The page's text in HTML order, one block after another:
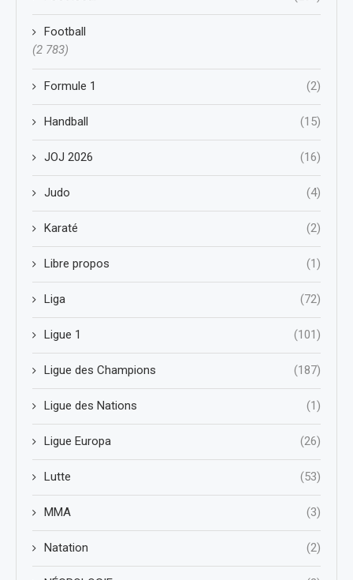
Football
(2 783)
Formule 1 (2)
Handball (15)
JOJ 2026 (16)
Judo (4)
Karaté (2)
Libre propos (1)
Liga (72)
Ligue 1 (101)
Ligue des Champions (187)
Ligue des Nations (1)
Ligue Europa (26)
Lutte (53)
MMA (3)
Natation (2)